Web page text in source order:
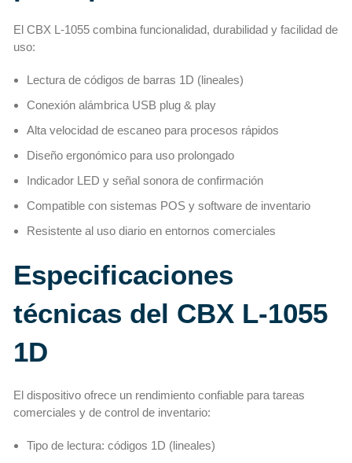
El CBX L-1055 combina funcionalidad, durabilidad y facilidad de
uso:
Lectura de códigos de barras 1D (lineales)
Conexión alámbrica USB plug & play
Alta velocidad de escaneo para procesos rápidos
Diseño ergonómico para uso prolongado
Indicador LED y señal sonora de confirmación
Compatible con sistemas POS y software de inventario
Resistente al uso diario en entornos comerciales
Especificaciones
técnicas del CBX L-1055
1D
El dispositivo ofrece un rendimiento confiable para tareas
comerciales y de control de inventario:
Tipo de lectura: códigos 1D (lineales)